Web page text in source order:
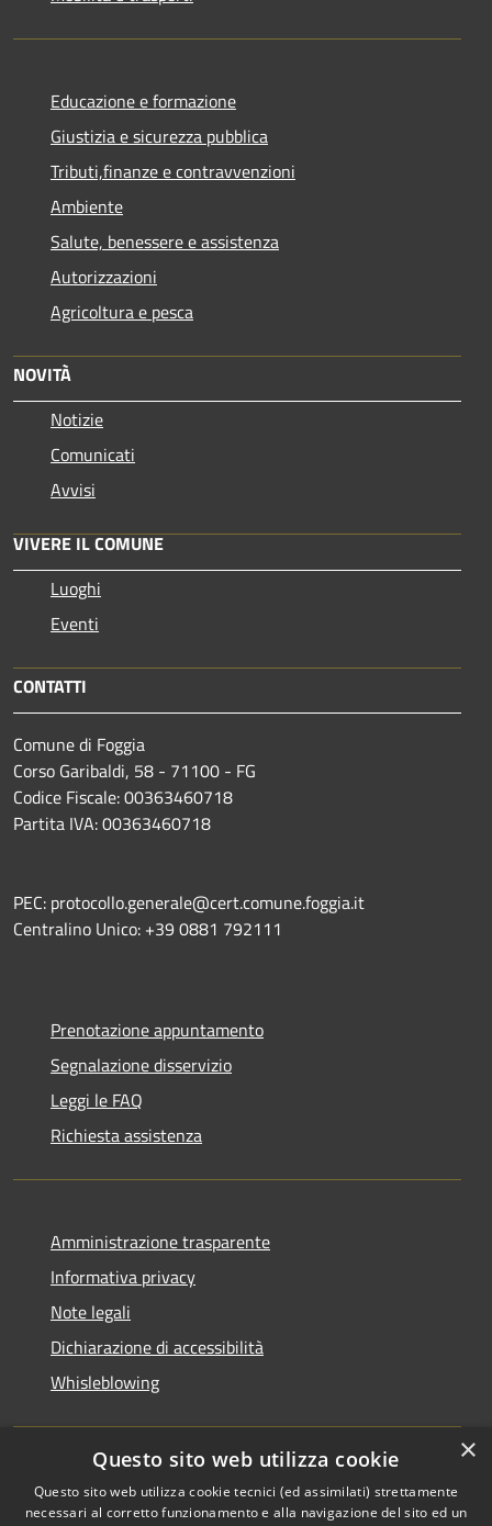
Educazione e formazione
Giustizia e sicurezza pubblica
Tributi,finanze e contravvenzioni
Ambiente
Salute, benessere e assistenza
Autorizzazioni
Agricoltura e pesca
NOVITÀ
Notizie
Comunicati
Avvisi
VIVERE IL COMUNE
Luoghi
Eventi
CONTATTI
Comune di Foggia
Corso Garibaldi, 58 - 71100 - FG
Codice Fiscale: 00363460718
Partita IVA: 00363460718
PEC: protocollo.generale@cert.comune.foggia.it
Centralino Unico: +39 0881 792111
Prenotazione appuntamento
Segnalazione disservizio
Leggi le FAQ
Richiesta assistenza
Amministrazione trasparente
Informativa privacy
Note legali
Dichiarazione di accessibilità
Whisleblowing
RSS
Accessibilità
Copyright © 2026 • Comune di
Foggia • Powered by
×
Questo sito web utilizza cookie
Questo sito web utilizza cookie tecnici (ed assimilati) strettamente
necessari al corretto funzionamento e alla navigazione del sito ed un